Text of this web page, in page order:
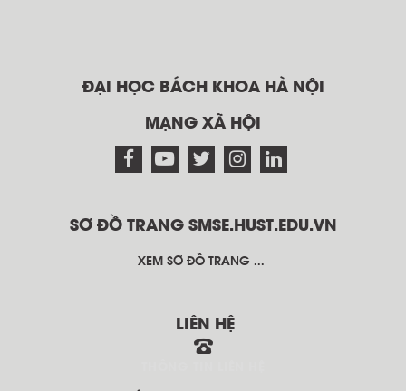
ĐẠI HỌC BÁCH KHOA HÀ NỘI
MẠNG XÃ HỘI
SƠ ĐỒ TRANG SMSE.HUST.EDU.VN
XEM SƠ ĐỒ TRANG ...
LIÊN HỆ